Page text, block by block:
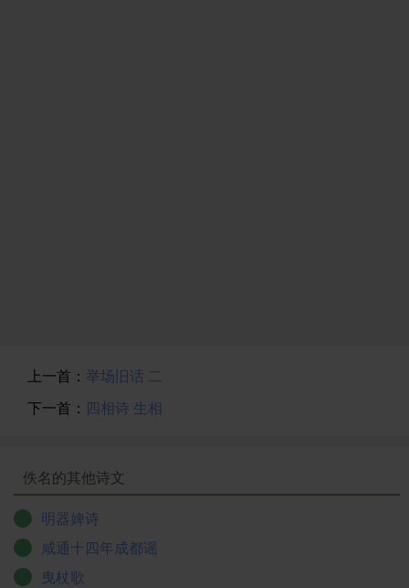
上一首： 举场旧话 二
下一首： 四相诗 生相
佚名的其他诗文
明器婢诗
咸通十四年成都谣
曳杖歌